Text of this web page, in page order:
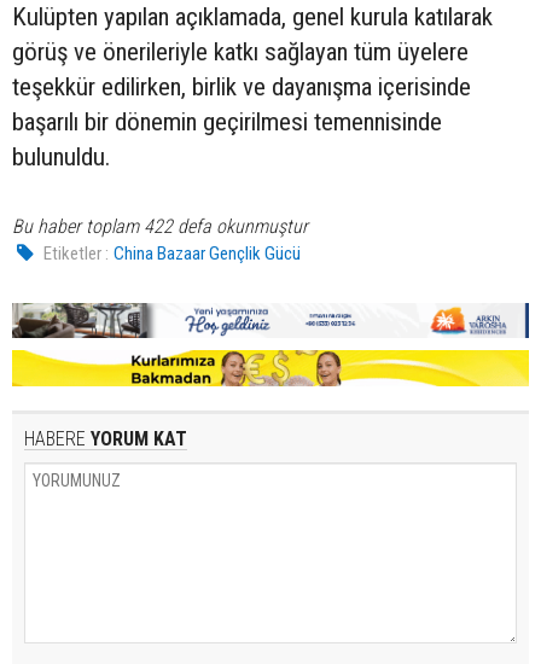
Kulüpten yapılan açıklamada, genel kurula katılarak
görüş ve önerileriyle katkı sağlayan tüm üyelere
teşekkür edilirken, birlik ve dayanışma içerisinde
başarılı bir dönemin geçirilmesi temennisinde
bulunuldu.
Bu haber toplam 422 defa okunmuştur
Etiketler : China Bazaar Gençlik Gücü
HABERE YORUM KAT